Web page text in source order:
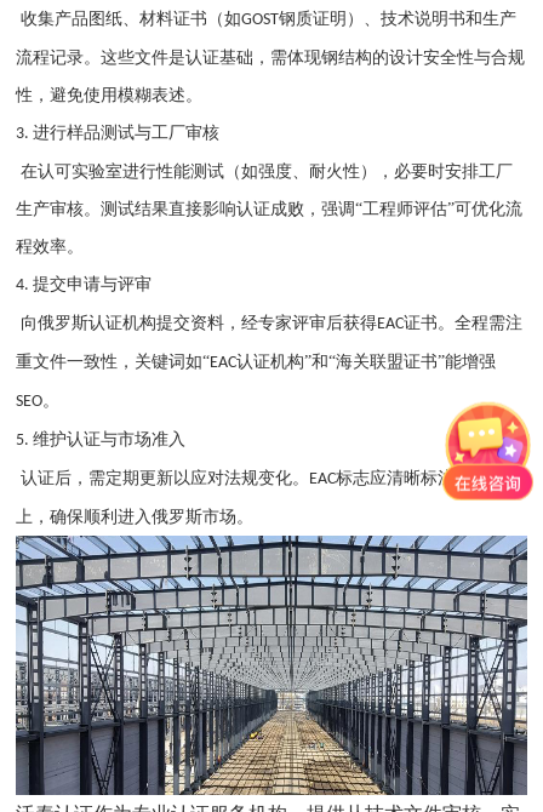
收集产品图纸、材料证书（如GOST钢质证明）、技术说明书和生产
流程记录。这些文件是认证基础，需体现钢结构的设计安全性与合规
性，避免使用模糊表述。
3.进行样品测试与工厂审核
在认可实验室进行性能测试（如强度、耐火性），必要时安排工厂
生产审核。测试结果直接影响认证成败，强调“工程师评估”可优化流
程效率。
4.提交申请与评审
向俄罗斯认证机构提交资料，经专家评审后获得EAC证书。全程需注
重文件一致性，关键词如“EAC认证机构”和“海关联盟证书”能增强
SEO。
5.维护认证与市场准入
认证后，需定期更新以应对法规变化。 EAC标志应清晰标注于产品
上，确保顺利进入俄罗斯市场。